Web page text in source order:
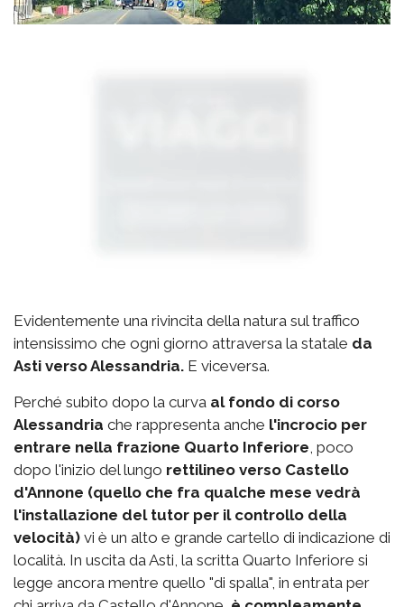
Evidentemente una rivincita della natura sul traffico
intensissimo che ogni giorno attraversa la statale da
Asti verso Alessandria. E viceversa.
Perché subito dopo la curva al fondo di corso
Alessandria che rappresenta anche l'incrocio per
entrare nella frazione Quarto Inferiore , poco
dopo l'inizio del lungo rettilineo verso Castello
d'Annone (quello che fra qualche mese vedrà
l'installazione del tutor per il controllo della
velocità) vi è un alto e grande cartello di indicazione di
località. In uscita da Asti, la scritta Quarto Inferiore si
legge ancora mentre quello "di spalla", in entrata per